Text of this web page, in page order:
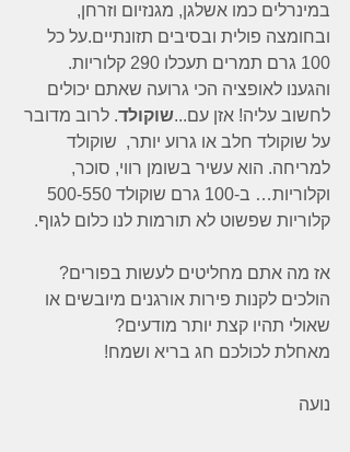
במינרלים כמו אשלגן, מגנזיום וזרחן,
ובחומצה פולית ובסיבים תזונתיים.על כל
100 גרם תמרים תעכלו 290 קלוריות.
והגענו לאופציה הכי גרועה שאתם יכולים
לחשוב עליה! אזן עם...שוקולד. לרוב מדובר
על שוקולד חלב או גרוע יותר,  שוקולד
למריחה. הוא עשיר בשומן רווי, סוכר,
קלוריות שפשוט לא תורמות לנו כלום לגוף.
אז מה אתם מחליטים לעשות בפורים?
הולכים לקנות פירות אורגנים מיובשים או
שאולי תהיו קצת יותר מודעים?
מאחלת לכולכם חג בריא ושמח!
נועה